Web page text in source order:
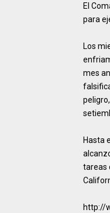
El
para
Los
mes
Hasta
tareas
http://